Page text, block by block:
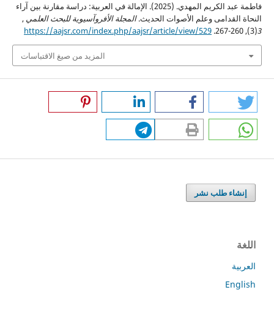
فاطمة عبد الكريم المهدي. (2025). الإمالة في العربية: دراسة مقارنة بين آراء
النحاة القدامى وعلم الأصوات الحديث.المجلة الأفروآسيوية للبحث العلمي ,
3
(3), 260-267.
https://aajsr.com/index.php/aajsr/article/view/529
المزيد من صيغ الاقتباسات
إنشاء طلب نشر
اللغة
العربية
English